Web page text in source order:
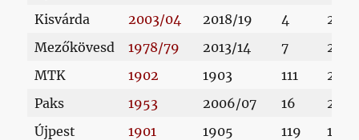
Kisvárda
2003/04 2018/19 4
Mezőkövesd
1978/79 2013/14 7
MTK
1902 1903 111
Paks
1953 2006/07 16
Újpest
1901 1905 119